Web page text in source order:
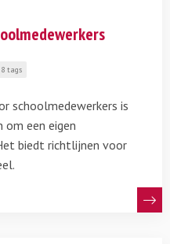
tags
schoolmedewerkers is
om een eigen
biedt richtlijnen voor